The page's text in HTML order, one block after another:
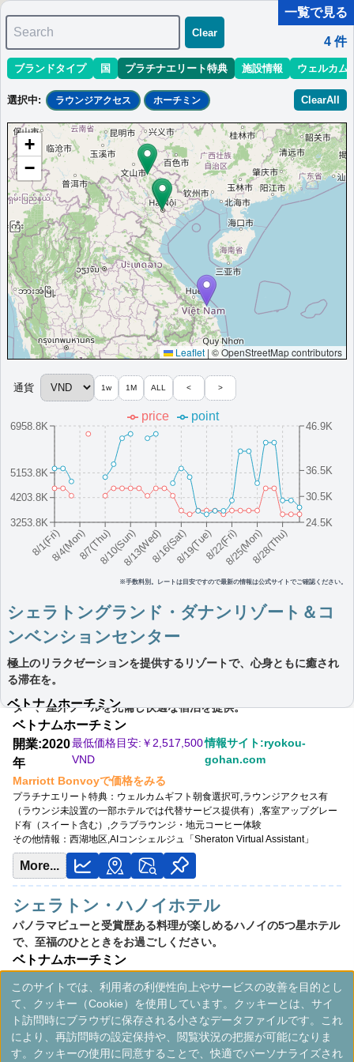
マリオット最新情報ホテル情報(アジア)ホテル特典攻略
1 - 4 件 / 全 4 件
並び替え: 最低価格目安 開業時期 エリア 地域
シェラトングランド・ダナンリゾート＆コ
ンベンションセンター
極上のリラクゼーションを提供するリゾートで、心身ともに癒さ
れる滞在を。
ベトナムホーチミン
開業:2018
年
最低価格目安:￥3,182,500
VND
情報サイ
ト:shingosakata.com
Marriott Bonvoyで価格をみる
プラチナエリート特典：ウェルカムギフト朝食選択可,ラウンジアクセス有
（ラウンジ未設置の一部ホテルでは代替サービス提供有）,客室アップグレー
その他情報：250mインフィニティプール,ドローン空撮サービス
フォーポイントバイシェラトン・ハギアン
ベトナム・ハザンのフォーポイント・バイ・シェラトンで、快適
な客室とモダンな設備をお楽しみください。
ベトナム
ホーチミン
開業:2024
最低価格目安:￥1,140,000
VND
情報サイ
ト:tripadvisor
Marriott Bonvoyで価格をみる
ウェルカムギフト朝食選択可,ラウンジアクセス有
その他情報：
山岳少数民族文化体験,ライステラス展望カフェ
More...
シェラトン・ハノイ・ウエスト
ター、屋外プールを完備し快適な宿泊を提供。
ベトナムホーチミン
開業:2020
年
最低価格目安:￥ 2,517,500
VND
情報サイト:ryokou-
gohan.com
Marriott Bonvoyで価格をみる
プラチナエリート特典： ウェルカムギフト朝食選択可,ラウンジアクセス有
（ラウンジ未設置の一部ホテルでは代替サービス提供有）,客室アップグレー
ド有（スイート含む）,クラブラウンジ・地元コーヒー体験
その他情報： 西湖地区,AIコンシェルジュ「Sheraton Virtual Assistant」
More...
シェラトン・ハノイホテル
パノラマビューと受賞歴ある料理が楽しめるハノイの5つ星ホテル
で、至福のひとときをお過ごしください。
ベトナムホーチミン
年
VND
ト:halohalo.space
Marriott Bonvoyで価格をみる
プラチナエリート特典：ウェルカムギフト朝食選択可,ラウンジアクセス有
（ラウンジ未設置の一部ホテルでは代替サービス提供有）,客室アップグレー
ド有（スイート含む）,クラブラウンジ・伝統工芸デモンストレーション
一覧で見る
Search
Clear
4 件
ブランドタイプ 国 プラチナエリート特典 施設情報 ウェルカム
選択中: ラウンジアクセス ホーチミン ClearAll
+
−
Leaflet | © OpenStreetMap contributors
8/1(Fri)8/4(Mon)8/7(Thu)8/10(Sun)8/13(Wed)8/16(Sat)8/19(Tue)8/22(Fri)8/25(Mon)8/28(Thu)
3253.8K
4203.8K
5153.8K
6958.8K
24.5K
30.5K
36.5K
46.9K
price point
※手数料別。レートは目安ですので最新の情報は公式サイトでご確認ください。
通貨 1w 1M ALL < >
シェラトングランド・ダナンリゾート＆コ
ンベンションセンター
極上のリラクゼーションを提供するリゾートで、心身ともに癒され
る滞在を。
ベトナムホーチミン
開業:2018年
最低価格目安:￥3,182,500 VND
情報サイト:shingosakata.com
Marriott Bonvoyで価格をみる
プラチナエリート特典：ウェルカムギフト朝食選択可,ラウンジアクセス有（ラ
ウンジ未設置の一部ホテルでは代替サービス提供有）,客室アップグレード有
（スイート含む）,クラブラウンジ・マリンアクティビティ割引
その他情報： 250mインフィニティプール,ドローン空撮サービス
このサイトでは、利用者の利便性向上やサービスの改善を目的とし
て、クッキー（Cookie）を使用しています。クッキーとは、サイ
ト訪問時にブラウザに保存される小さなデータファイルです。これ
により、再訪問時の設定保持や、閲覧状況の把握が可能になりま
す。クッキーの使用に同意することで、快適でパーソナライズされ